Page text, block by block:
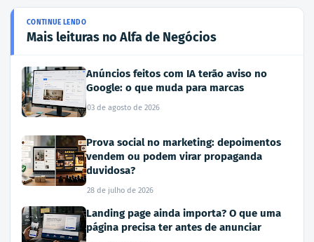
Mais leituras no Alfa de Negócios
Anúncios feitos com IA terão aviso no
Google: o que muda para marcas
03 de agosto de 2026
Prova social no marketing: depoimentos
vendem ou podem virar propaganda
duvidosa?
28 de julho de 2026
Landing page ainda importa? O que uma
página precisa ter antes de anunciar